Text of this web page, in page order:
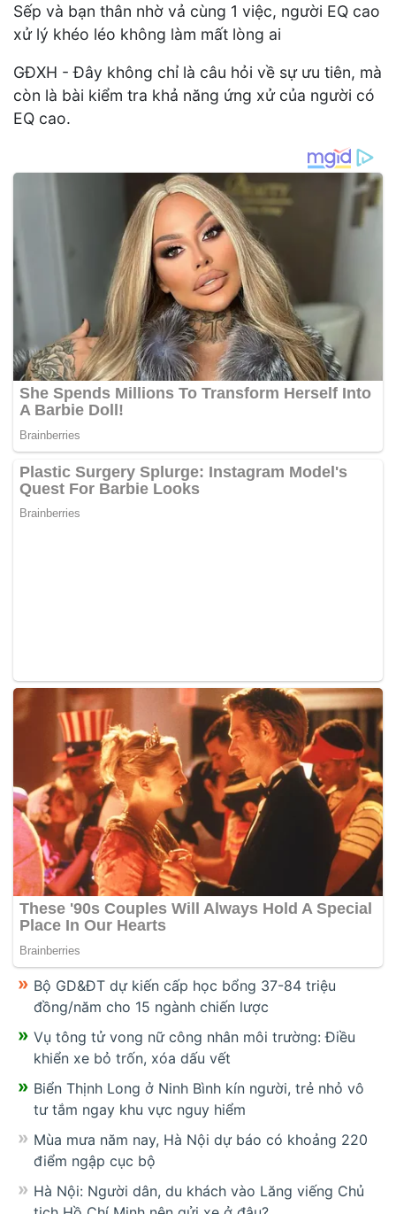
Sếp và bạn thân nhờ vả cùng 1 việc, người EQ cao
xử lý khéo léo không làm mất lòng ai
GĐXH - Đây không chỉ là câu hỏi về sự ưu tiên, mà
còn là bài kiểm tra khả năng ứng xử của người có
EQ cao.
Bộ GD&ĐT dự kiến cấp học bổng 37-84 triệu
đồng/năm cho 15 ngành chiến lược
Vụ tông tử vong nữ công nhân môi trường: Điều
khiển xe bỏ trốn, xóa dấu vết
Biển Thịnh Long ở Ninh Bình kín người, trẻ nhỏ vô
tư tắm ngay khu vực nguy hiểm
Mùa mưa năm nay, Hà Nội dự báo có khoảng 220
điểm ngập cục bộ
Hà Nội: Người dân, du khách vào Lăng viếng Chủ